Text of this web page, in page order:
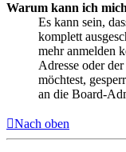
Warum kann ich
Es kann sein,
komplett
mehr anmelden
Adresse oder
möchtest,
an die Board-
Nach oben